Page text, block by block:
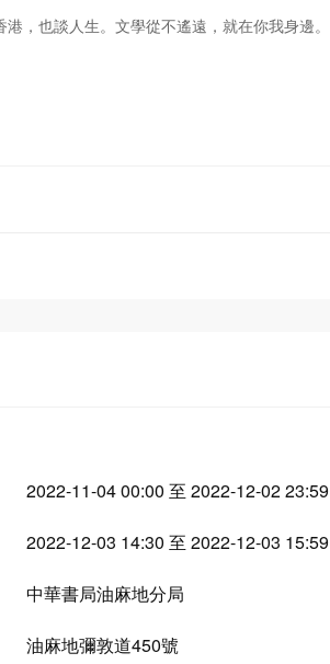
，也談人生。文學從不遙遠，就在你我身邊。
2022-11-04 00:00 至 2022-12-02 23:59
2022-12-03 14:30 至 2022-12-03 15:59
中華書局油麻地分局
油麻地彌敦道450號